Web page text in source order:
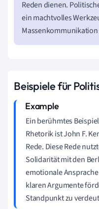
Reden dienen.
ein machtvolles
Beispiele für
Ein berühmtes
Rhetorik ist John F.
Rede. Diese Rede
Solidarität mit den
emotionale
klaren Argumente
Standpunkt zu